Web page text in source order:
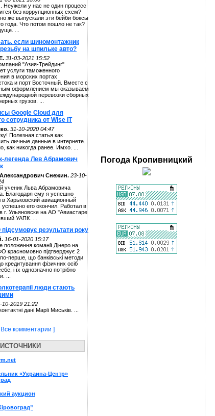
Неужели у нас не один процесс
без коррупционных схем?
же выпускали эти бейби боксы
года. Что потом пошло не так?
...
если шиномонтажник
на шпильке авто?
31-03-2021 15:52
"Азия-Трейдинг"
услуги таможенного
в морских портах
и порт Восточный. Вместе с
оформлением мы оказываем
перевозки сборных
грузов. ...
Google Cloud для
сотрудника от Wise IT
31-10-2020 04:47
Полезная статья как
личные данные в интернете.
как никогда ранее. Имхо. ...
легенда Лев Абрамович
Снежин. 23-10-
ученик Льва Абрамовича
Благодаря ему я успешно
в Харьковский авиационный
успешно его окончил. Работал в
г. Ульяновске на АО "Авиастаре
УАПК. ...
підсумовує результати року
16-01-2020 15:17
положення команії Дінеро на
красномовно підтверджує 2
перше, що банківські методи
кредитування фізичних осіб
і їх однозначно потрібно
...
люди стають
10-2019 21:22
дані Марії Миськів. ...
Все комментарии ]
«Украина-Центр»
аукцион
Погода Кропивницкий